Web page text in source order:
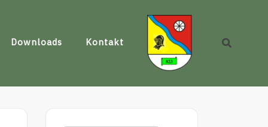
Downloads Kontakt